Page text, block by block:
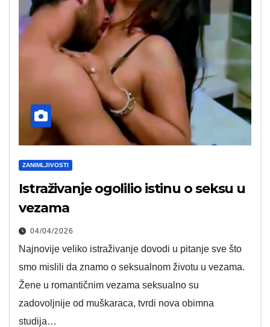
ZANIMLJIVOSTI
Istraživanje ogolilio istinu o seksu u
vezama
04/04/2026
Najnovije veliko istraživanje dovodi u pitanje sve što
smo mislili da znamo o seksualnom životu u vezama.
Žene u romantičnim vezama seksualno su
zadovoljnije od muškaraca, tvrdi nova obimna
studija…